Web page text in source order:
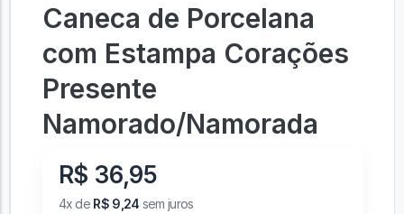
Caneca de Porcelana
com Estampa Corações
Presente
Namorado/Namorada
R$ 36,95
4x de R$ 9,24 sem juros